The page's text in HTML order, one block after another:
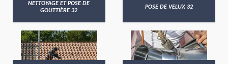
NETTOYAGE ET POSE DE
GOUTTIÈRE 32
POSE DE VELUX 32